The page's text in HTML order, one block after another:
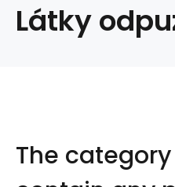
Látky
The